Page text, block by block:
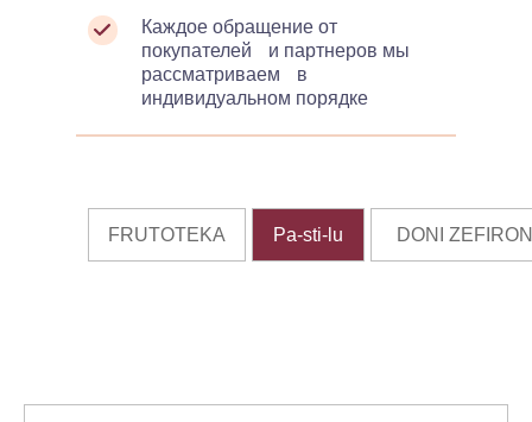
Каждое обращение от
покупателей и партнеров мы
рассматриваем в
индивидуальном порядке
FRUTOTEKA Pa-sti-lu DONI